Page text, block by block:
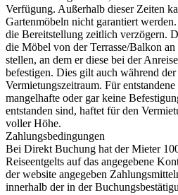
Verfügung. Außerhalb dieser Zeiten
Gartenmöbeln nicht garantiert
die Bereitstellung zeitlich verzögern.
die Möbel von der Terrasse/Balkon
stellen, an dem er diese bei der
befestigen. Dies gilt auch während
Vermietungszeitraum. Für
mangelhafte oder gar keine
entstanden sind, haftet für den
voller Höhe.
Zahlungsbedingungen
Bei Direkt Buchung hat der Mieter
Reiseentgelts auf das angegebene
der website angegeben
innerhalb der in der